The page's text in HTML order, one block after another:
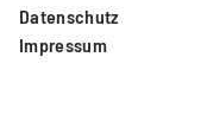
Datenschutz
Impressum